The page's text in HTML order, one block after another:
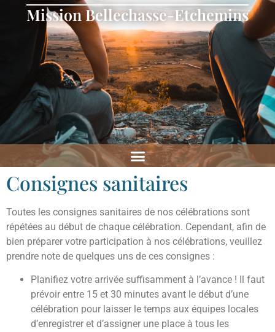
Mission Bellechasse-Etchemins
Consignes sanitaires
Toutes les consignes sanitaires de nos célébrations sont
répétées au début de chaque célébration. Cependant, afin de
bien préparer votre participation à nos célébrations, veuillez
prendre note de quelques uns de ces consignes :
Planifiez votre arrivée suffisamment à l’avance ! Il faut
prévoir entre 15 et 30 minutes avant le début d’une
célébration pour laisser le temps aux équipes locales
d’enregistrer et d’assigner une place à tous les